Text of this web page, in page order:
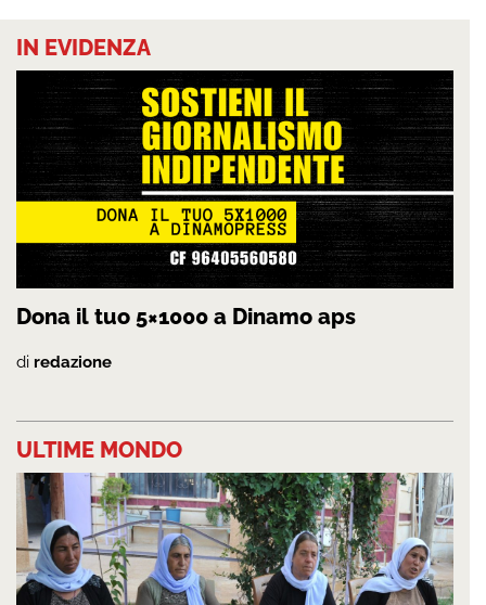
IN EVIDENZA
Dona il tuo 5×1000 a Dinamo aps
di redazione
ULTIME MONDO